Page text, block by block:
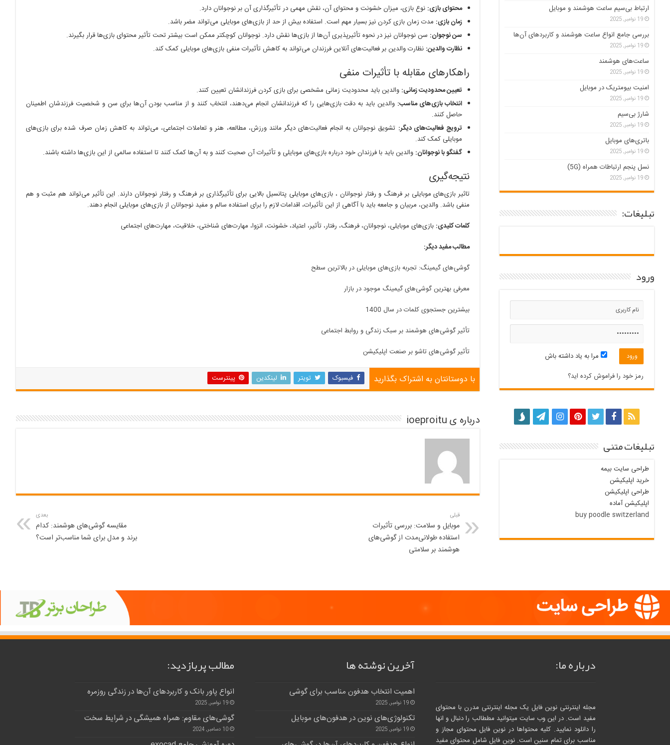
محتوای بازی: نوع بازی، میزان خشونت و محتوای آن، نقش مهمی در تأثیرگذاری آن بر نوجوانان دارد.
زمان بازی: مدت زمان بازی کردن نیز بسیار مهم است. استفاده بیش از حد از بازی‌های موبایلی می‌تواند مضر باشد.
سن نوجوان: سن نوجوانان نیز در نحوه تأثیرپذیری آن‌ها از بازی‌ها نقش دارد. نوجوانان کوچکتر ممکن است بیشتر تحت تأثیر محتوای بازی‌ها قرار بگیرند.
نظارت والدین: نظارت والدین بر فعالیت‌های آنلاین فرزندان می‌تواند به کاهش تأثیرات منفی بازی‌های موبایلی کمک کند.
راهکارهای مقابله با تأثیرات منفی
تعیین محدودیت زمانی: والدین باید محدودیت زمانی مشخصی برای بازی کردن فرزندانشان تعیین کنند.
انتخاب بازی‌های مناسب: والدین باید به دقت بازی‌هایی را که فرزندانشان انجام می‌دهند، انتخاب کنند و از مناسب بودن آن‌ها برای سن و شخصیت فرزندشان اطمینان
حاصل کنند.
ترویج فعالیت‌های دیگر: تشویق نوجوانان به انجام فعالیت‌های دیگر مانند ورزش، مطالعه، هنر و تعاملات اجتماعی، می‌تواند به کاهش زمان صرف شده برای بازی‌های
موبایلی کمک کند.
گفتگو با نوجوانان: والدین باید با فرزندان خود درباره بازی‌های موبایلی و تأثیرات آن صحبت کنند و به آن‌ها کمک کنند تا استفاده سالمی از این بازی‌ها داشته باشند.
نتیجه‌گیری
تاثیر بازی‌های موبایلی بر فرهنگ و رفتار نوجوانان ، بازی‌های موبایلی پتانسیل بالایی برای تأثیرگذاری بر فرهنگ و رفتار نوجوانان دارند. این تأثیر می‌تواند هم مثبت و هم
منفی باشد. والدین، مربیان و جامعه باید با آگاهی از این تأثیرات، اقدامات لازم را برای استفاده سالم و مفید نوجوانان از بازی‌های موبایلی انجام دهند.
کلمات کلیدی: بازی‌های موبایلی، نوجوانان، فرهنگ، رفتار، تأثیر، اعتیاد، خشونت، انزوا، مهارت‌های شناختی، خلاقیت، مهارت‌های اجتماعی
مطالب مفید دیگر:
گوشی‌های گیمینگ: تجربه بازی‌های موبایلی در بالاترین سطح
معرفی بهترین گوشی‌های گیمینگ موجود در بازار
بیشترین جستجوی کلمات در سال 1400
تأثیر گوشی‌های هوشمند بر سبک زندگی و روابط اجتماعی
تأثیر گوشی‌های تاشو بر صنعت اپلیکیشن
با دوستانتان به اشتراک بگذارید فیسبوک تویتر لینکدین پینترست
درباره ی ioeproitu
قبلی
موبایل و سلامت: بررسی تأثیرات
استفاده طولانی‌مدت از گوشی‌های
هوشمند بر سلامتی
بعدی
مقایسه گوشی‌های هوشمند: کدام
برند و مدل برای شما مناسب‌تر است؟
ارتباط بی‌سیم ساعت هوشمند و موبایل
19 نوامبر, 2025
بررسی جامع انواع ساعت هوشمند و کاربردهای آن‌ها
19 نوامبر, 2025
ساعت‌های هوشمند
19 نوامبر, 2025
امنیت بیومتریک در موبایل
19 نوامبر, 2025
شارژ بی‌سیم
19 نوامبر, 2025
باتری‌های موبایل
19 نوامبر, 2025
نسل پنجم ارتباطات همراه (5G)
19 نوامبر, 2025
تبلیغات:
ورود
مرا به یاد داشته باش
رمز خود را فراموش کرده اید؟
تبلیغات متنی
طراحی سایت بیمه
خرید اپلیکیشن
طراحی اپلیکیشن
اپلیکیشن آماده
buy poodle switzerland
درباره ما:
مجله اینترنتی نوین فایل یک مجله اینترنتی مدرن با محتوای
مفید است. در این وب سایت میتوانید مططالب را دنبال و انها
را دانلود نمایید. کلیه محتواها در نوین فایل محتوای مجاز و
مناسب برای تمام سنین است. نوین فایل شامل محتوای مفید
آخرین نوشته ها
اهمیت انتخاب هدفون مناسب برای گوشی
19 نوامبر, 2025
تکنولوژی‌های نوین در هدفون‌های موبایل
19 نوامبر, 2025
مطالب پربازدید:
انواع پاور بانک و کاربردهای آن‌ها در زندگی روزمره
19 نوامبر, 2025
گوشی‌های مقاوم: همراه همیشگی در شرایط سخت
10 دسامبر, 2024